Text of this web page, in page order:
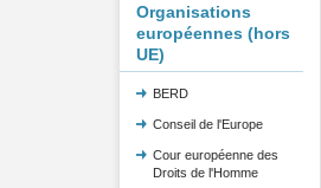
Organisations
européennes (hors
UE)
BERD
Conseil de l'Europe
Cour européenne des
Droits de l'Homme